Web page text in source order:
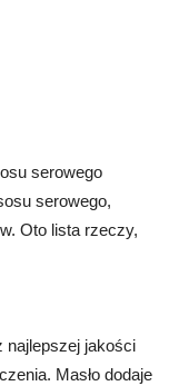
serowego
serowego,
Oto lista rzeczy,
najlepszej jakości
Masło dodaje